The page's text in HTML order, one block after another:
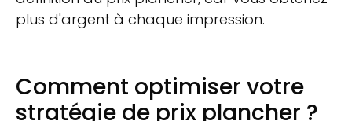
plus d'argent à chaque impression.
Comment optimiser votre
stratégie de prix plancher ?